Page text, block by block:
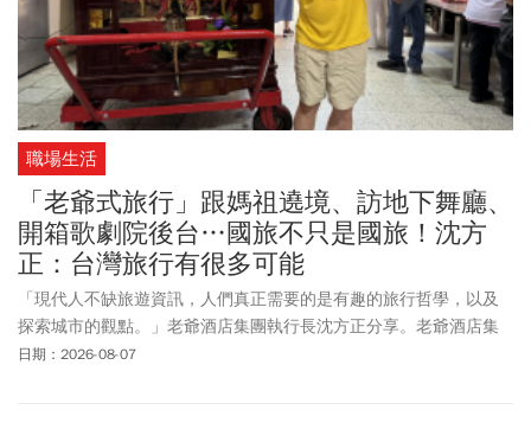
職場生活
「老爺式旅行」跟媽祖遶境、訪地下舞廳、
開箱歌劇院後台…國旅不只是國旅！沈方
正：台灣旅行有很多可能
「現代人不缺旅遊資訊，人們真正需要的是有趣的旅行哲學，以及
探索城市的觀點。」老爺酒店集團執行長沈方正分享。老爺酒店集
團於2022年推出「老爺式旅行」，帶遊客探訪台灣不同的玩樂型
日期：2026-08-07